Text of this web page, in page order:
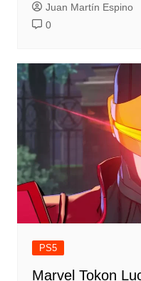
Juan Martín Espino
0
PS5
Marvel Tokon